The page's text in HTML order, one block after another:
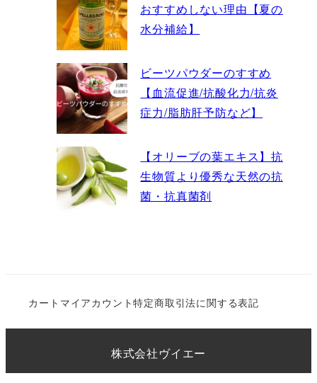
おすすめしない理由【夏の
水分補給】
ビーツパウダーのすすめ
【血流促進/抗酸化力/抗炎
症力/脂肪肝予防など】
【オリーブの葉エキス】抗
生物質より優秀な天然の抗
菌・抗真菌剤
カート マイアカウント特定商取引法に関する表記
株式会社ヴイエー